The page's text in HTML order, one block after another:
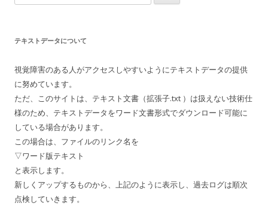
索:
テキストデータについて
視覚障害のある人がアクセスしやすいようにテキストデータの提供
に努めています。
ただ、このサイトは、テキスト文書（拡張子.txt ）は扱えない技術仕
様のため、テキストデータをワード文書形式でダウンロード可能に
している場合があります。
この場合は、ファイルのリンク名を
▽ワード版テキスト
と表示します。
新しくアップするものから、上記のように表示し、過去ログは順次
点検していきます。